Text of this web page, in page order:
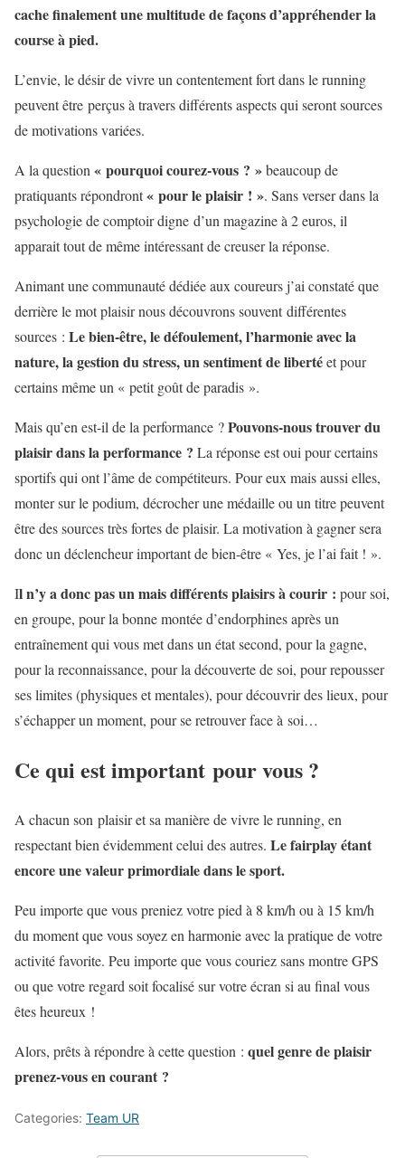
cache finalement une multitude de façons d’appréhender la
course à pied.
L’envie, le désir de vivre un contentement fort dans le running
peuvent être perçus à travers différents aspects qui seront sources
de motivations variées.
A la question « pourquoi courez-vous ? »beaucoup de
pratiquants répondront« pour le plaisir ! ». Sans verser dans la
psychologie de comptoir digne d’un magazine à 2 euros, il
apparait tout de même intéressant de creuser la réponse.
Animant une communauté dédiée aux coureurs j’ai constaté que
derrière le mot plaisir nous découvrons souvent différentes
sources : Le bien-être, le défoulement, l’harmonie avec la
nature, la gestion du stress, un sentiment de libertéet pour
certains même un « petit goût de paradis ».
Mais qu’en est-il de la performance ?Pouvons-nous trouver du
plaisir dans la performance ? La réponse est oui pour certains
sportifs qui ont l’âme de compétiteurs. Pour eux mais aussi elles,
monter sur le podium, décrocher une médaille ou un titre peuvent
être des sources très fortes de plaisir. La motivation à gagner sera
donc un déclencheur important de bien-être « Yes, je l’ai fait ! ».
Il n’y a donc pas un mais différents plaisirs à courir : pour soi,
en groupe, pour la bonne montée d’endorphines après un
entraînement qui vous met dans un état second, pour la gagne,
pour la reconnaissance, pour la découverte de soi, pour repousser
ses limites (physiques et mentales), pour découvrir des lieux, pour
s’échapper un moment, pour se retrouver face à soi…
Ce qui est important pour vous ?
A chacun son plaisir et sa manière de vivre le running, en
respectant bien évidemment celui des autres. Le fairplay étant
encore une valeur primordiale dans le sport.
Peu importe que vous preniez votre pied à 8 km/h ou à 15 km/h
du moment que vous soyez en harmonie avec la pratique de votre
activité favorite. Peu importe que vous couriez sans montre GPS
ou que votre regard soit focalisé sur votre écran si au final vous
êtes heureux !
Alors, prêts à répondre à cette question : quel genre de plaisir
prenez-vous en courant ?
Categories: Team UR